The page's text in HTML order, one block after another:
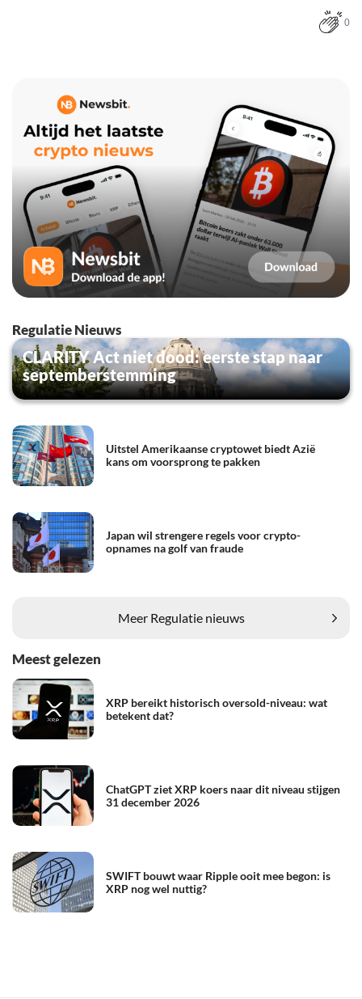
0
Regulatie Nieuws
CLARITY Act niet dood: eerste stap naar
septemberstemming
Uitstel Amerikaanse cryptowet biedt Azië
kans om voorsprong te pakken
Japan wil strengere regels voor crypto-
opnames na golf van fraude
Meer Regulatie nieuws
Meest gelezen
XRP bereikt historisch oversold-niveau: wat
betekent dat?
ChatGPT ziet XRP koers naar dit niveau stijgen
31 december 2026
SWIFT bouwt waar Ripple ooit mee begon: is
XRP nog wel nuttig?